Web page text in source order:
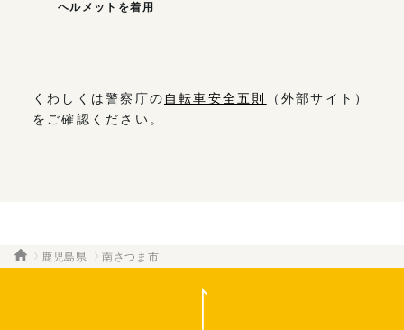
ヘルメットを着用
くわしくは警察庁の 自転車安全五則
（外部サイト）
をご確認ください。
鹿児島県 南さつま市